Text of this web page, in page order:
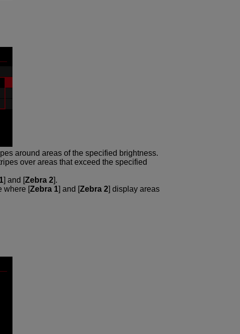
around areas of the specified brightness.
over areas that exceed the specified
] and [Zebra 2].
where [Zebra 1] and [Zebra 2] display areas